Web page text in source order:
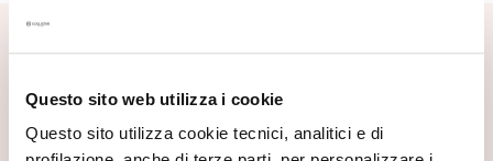
Questo sito web utilizza i cookie
Questo sito utilizza cookie tecnici, analitici e di
G
R
INSCRIVEZ-VOUS À LA NEWSLETTER
attendent ! Recevez aussi votre offre de bienvenue :
de réductionsur votre première commande.